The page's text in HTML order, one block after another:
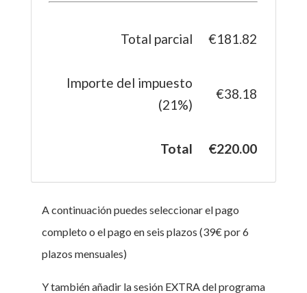
Total parcial €181.82
Importe del impuesto
(21%)
€38.18
Total €220.00
A continuación puedes seleccionar el pago
completo o el pago en seis plazos (39€ por 6
plazos mensuales)
Y también añadir la sesión EXTRA del programa